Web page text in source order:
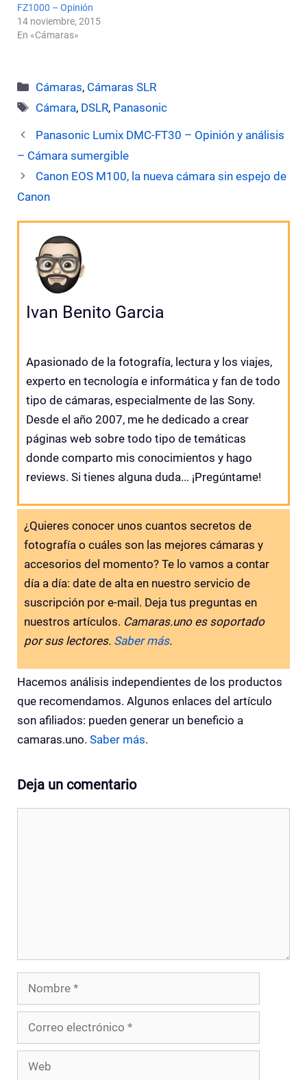
FZ1000 – Opinión
14 noviembre, 2015
En «Cámaras»
Categorías
Cámaras, Cámaras SLR
Etiquetas
Cámara, DSLR, Panasonic
Panasonic Lumix DMC-FT30 – Opinión y análisis
– Cámara sumergible
Canon EOS M100, la nueva cámara sin espejo de
Canon
Ivan Benito Garcia
Apasionado de la fotografía, lectura y los viajes,
experto en tecnología e informática y fan de todo
tipo de cámaras, especialmente de las Sony.
Desde el año 2007, me he dedicado a crear
páginas web sobre todo tipo de temáticas
donde comparto mis conocimientos y hago
reviews. Si tienes alguna duda... ¡Pregúntame!
¿Quieres conocer unos cuantos secretos de
fotografía o cuáles son las mejores cámaras y
accesorios del momento? Te lo vamos a contar
día a día: date de alta en nuestro servicio de
suscripción por e-mail. Deja tus preguntas en
nuestros artículos. Camaras.uno es soportado
por sus lectores. Saber más.
Hacemos análisis independientes de los productos
que recomendamos. Algunos enlaces del artículo
son afiliados: pueden generar un beneficio a
camaras.uno. Saber más.
Deja un comentario
Nombre
Correo
Web